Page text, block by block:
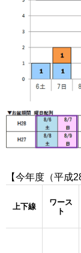
【今年度（平成
上下線
ワース
ト